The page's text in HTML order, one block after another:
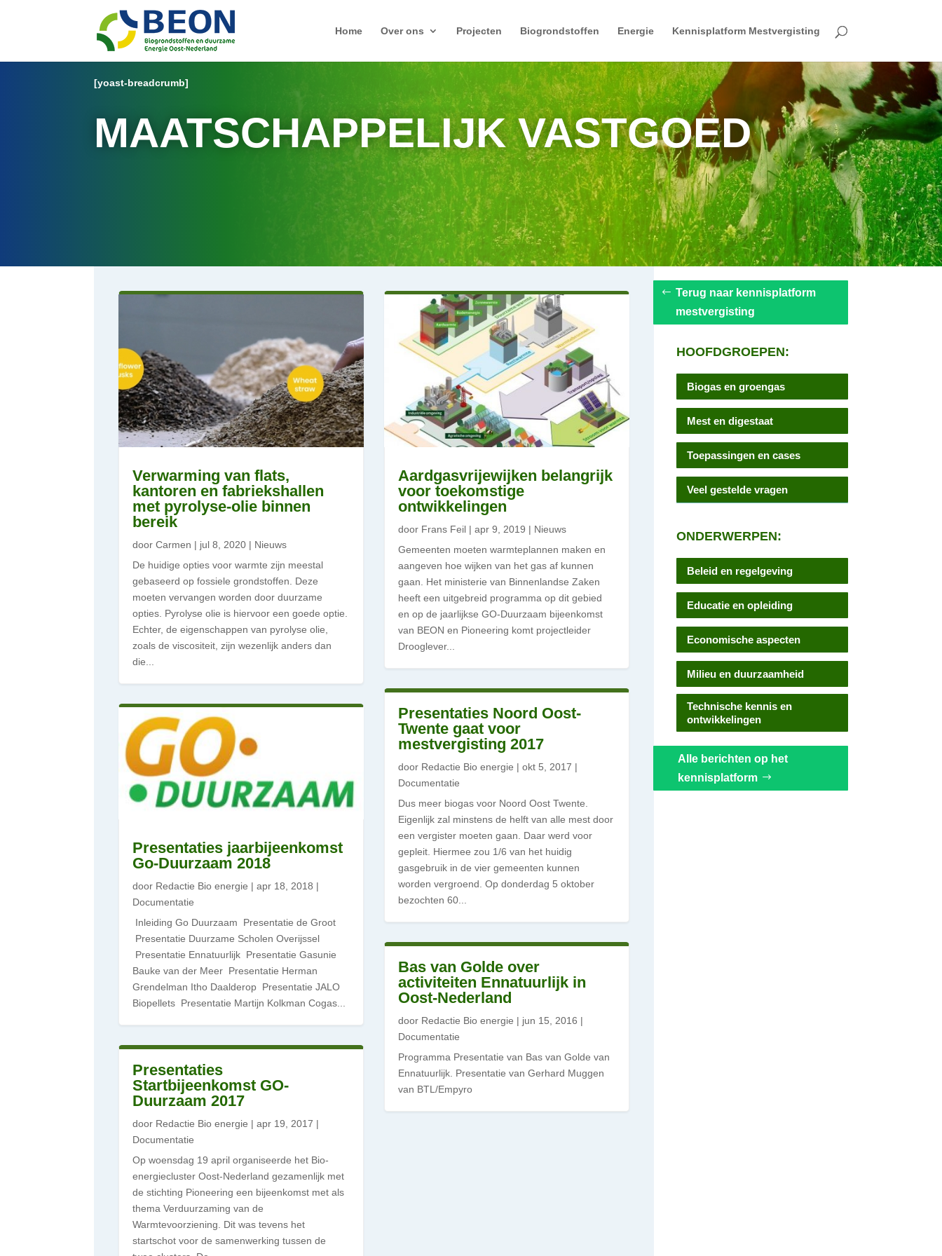
Home Over ons Projecten Biogrondstoffen Energie Kennisplatform Mestvergisting
[yoast-breadcrumb]
MAATSCHAPPELIJK VASTGOED
Verwarming van flats,
kantoren en fabriekshallen
met pyrolyse-olie binnen
bereik
doorCarmen | jul 8, 2020 | Nieuws
De huidige opties voor warmte zijn meestal
gebaseerd op fossiele grondstoffen. Deze
moeten vervangen worden door duurzame
opties. Pyrolyse olie is hiervoor een goede optie.
Echter, de eigenschappen van pyrolyse olie,
zoals de viscositeit, zijn wezenlijk anders dan
die...
Presentaties jaarbijeenkomst
Go-Duurzaam 2018
door Redactie Bio energie |apr 18, 2018 |
Documentatie
Inleiding Go Duurzaam Presentatie de Groot
Presentatie Duurzame Scholen Overijssel
Presentatie Ennatuurlijk Presentatie Gasunie
Bauke van der Meer Presentatie Herman
Grendelman Itho Daalderop Presentatie JALO
Biopellets Presentatie Martijn Kolkman Cogas...
Presentaties
Startbijeenkomst GO-
Duurzaam 2017
door Redactie Bio energie |apr 19, 2017 |
Documentatie
Op woensdag 19 april organiseerde het Bio-
energiecluster Oost-Nederland gezamenlijk met
de stichting Pioneering een bijeenkomst met als
thema Verduurzaming van de
Warmtevoorziening. Dit was tevens het
startschot voor de samenwerking tussen de
Aardgasvrijewijken belangrijk
voor toekomstige
ontwikkelingen
door Frans Feil |apr 9, 2019 | Nieuws
Gemeenten moeten warmteplannen maken en
aangeven hoe wijken van het gas af kunnen
gaan. Het ministerie van Binnenlandse Zaken
heeft een uitgebreid programma op dit gebied
en op de jaarlijkse GO-Duurzaam bijeenkomst
van BEON en Pioneering komt projectleider
Drooglever...
Presentaties Noord Oost-
Twente gaat voor
mestvergisting 2017
door Redactie Bio energie |okt 5, 2017 |
Documentatie
Dus meer biogas voor Noord Oost Twente.
Eigenlijk zal minstens de helft van alle mest door
een vergister moeten gaan. Daar werd voor
gepleit. Hiermee zou 1/6 van het huidig
gasgebruik in de vier gemeenten kunnen
worden vergroend. Op donderdag 5 oktober
bezochten 60...
Bas van Golde over
activiteiten Ennatuurlijk in
Oost-Nederland
door Redactie Bio energie | jun 15, 2016 |
Documentatie
Programma Presentatie van Bas van Golde van
Ennatuurlijk. Presentatie van Gerhard Muggen
van BTL/Empyro
Terug naar kennisplatform
mestvergisting
HOOFDGROEPEN:
Biogas en groengas
Mest en digestaat
Toepassingen en cases
Veel gestelde vragen
ONDERWERPEN:
Beleid en regelgeving
Educatie en opleiding
Economische aspecten
Milieu en duurzaamheid
Technische kennis en
ontwikkelingen
Alle berichten op het
kennisplatform